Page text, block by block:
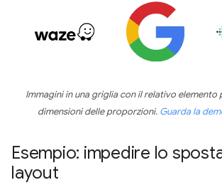
Immagini in una griglia con il relativo elemento
dimensioni delle proporzioni. Guarda la
Esempio: impedire lo
layout